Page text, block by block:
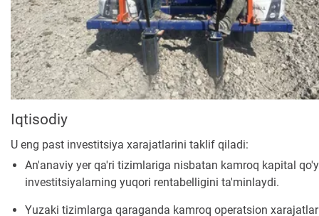
Iqtisodiy
U eng past investitsiya xarajatlarini taklif qiladi:
An'anaviy yer qa'ri tizimlariga nisbatan kamroq kapital
investitsiyalarning yuqori rentabelligini ta'minlaydi.
Yuzaki tizimlarga qaraganda kamroq operatsion